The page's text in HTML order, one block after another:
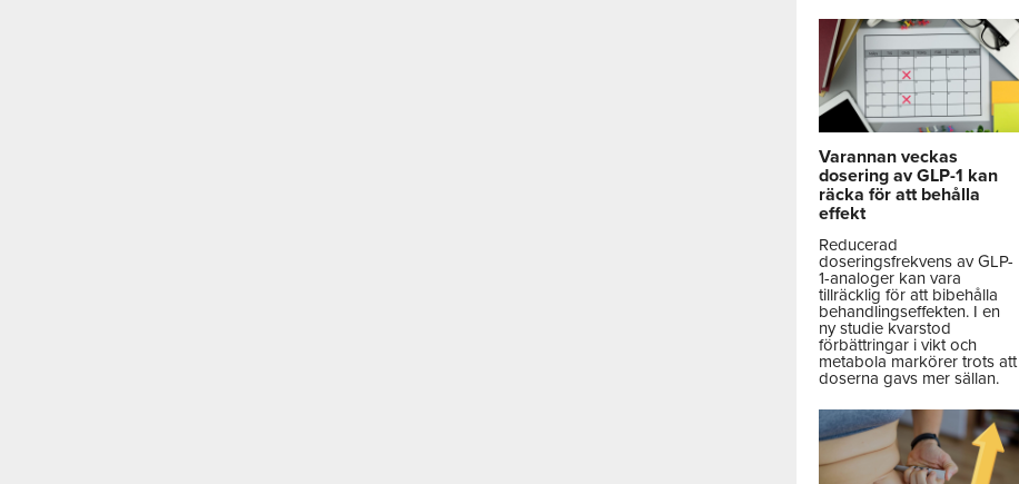
Varannan veckas
dosering av GLP-1 kan
räcka för att behålla
effekt
Reducerad
doseringsfrekvens av GLP-
1-analoger kan vara
tillräcklig för att bibehålla
behandlingseffekten. I en
ny studie kvarstod
förbättringar i vikt och
metabola markörer trots att
doserna gavs mer sällan.